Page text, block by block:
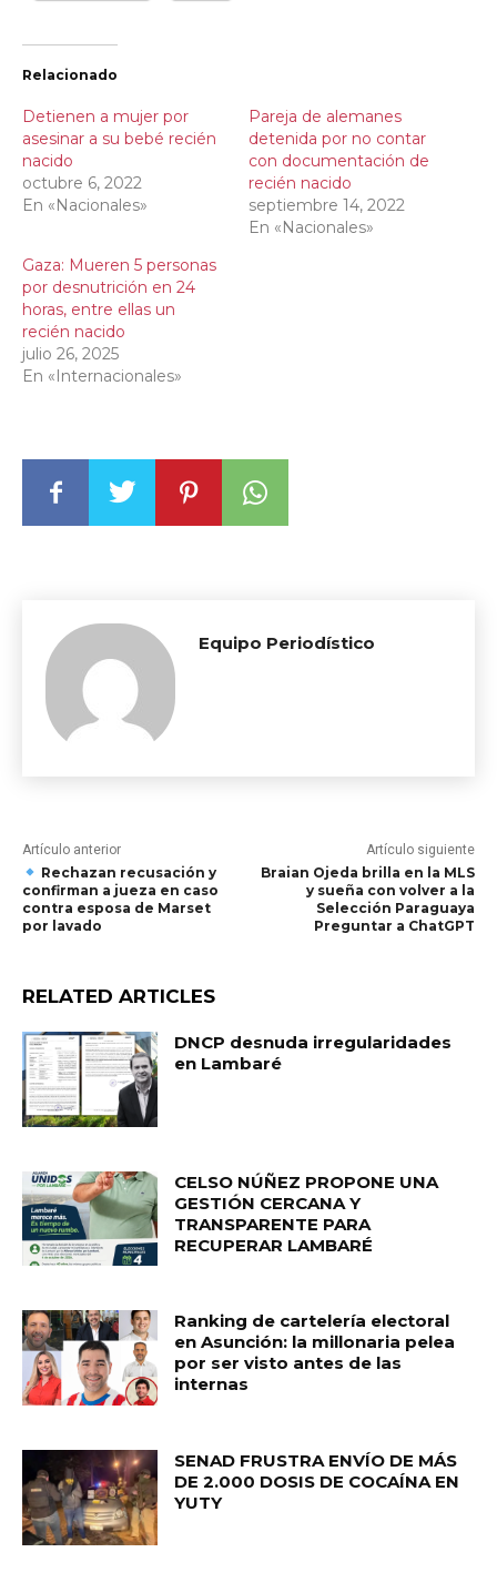
Relacionado
Detienen a mujer por
asesinar a su bebé recién
nacido
octubre 6, 2022
En «Nacionales»
Pareja de alemanes
detenida por no contar
con documentación de
recién nacido
septiembre 14, 2022
En «Nacionales»
Gaza: Mueren 5 personas
por desnutrición en 24
horas, entre ellas un
recién nacido
julio 26, 2025
En «Internacionales»
Equipo Periodístico
Artículo anterior
Rechazan recusación y
confirman a jueza en caso
contra esposa de Marset
por lavado
Artículo siguiente
Braian Ojeda brilla en la MLS
y sueña con volver a la
Selección Paraguaya
Preguntar a ChatGPT
RELATED ARTICLES
DNCP desnuda irregularidades
en Lambaré
CELSO NÚÑEZ PROPONE UNA
GESTIÓN CERCANA Y
TRANSPARENTE PARA
RECUPERAR LAMBARÉ
Ranking de cartelería electoral
en Asunción: la millonaria pelea
por ser visto antes de las
internas
SENAD FRUSTRA ENVÍO DE MÁS
DE 2.000 DOSIS DE COCAÍNA EN
YUTY